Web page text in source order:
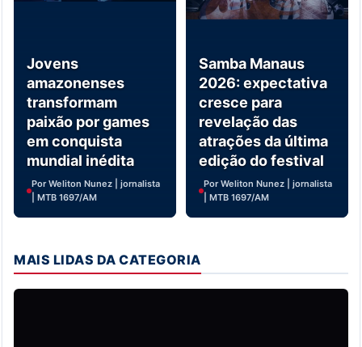
Jovens
amazonenses
transformam
paixão por games
em conquista
mundial inédita
Por Weliton Nunez | jornalista
| MTB 1697/AM
Samba Manaus
2026: expectativa
cresce para
revelação das
atrações da última
edição do festival
Por Weliton Nunez | jornalista
| MTB 1697/AM
MAIS LIDAS DA CATEGORIA